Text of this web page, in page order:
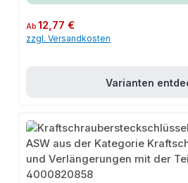
Regulärer Preis:
Ab12,77 €
zzgl. Versandkosten
Varianten